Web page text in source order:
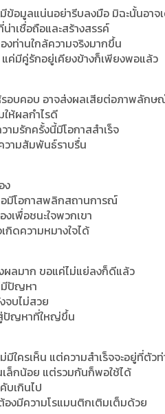
ข้อมูลแน่นอย่ารีบลงมือ มิฉะนั้นอา
าเชื่อถือและสร้างสรรค์
ท่านใกล้ความจริงมากขึ้น
ค่มีคู่รักอยู่เคียงข้างก็เพียงพอแล้ว
อบคอบ อาจส่งผลเสียต่อภาพลักษ
ห้ผลกำไรดี
ามรักครั้งนี้มีโอกาสสำเร็จ
ามสัมพันธ์ราบรื่น
ง
มีโอกาสพลิกสถานการณ์
เพื่อชนะใจพวกเขา
กิดความหมางใจได้
ผลมาก ขอแค่ไม่แย่ลงก็ดีแล้ว
มีปัญหา
จบไม่สวย
สู่ปัญหาที่ใหญ่ขึ้น
ใครเห็น แต่ความสำเร็จจะอยู่ที่ตัวท่
เล็กน้อย แต่รวมกันก็พอใช้ได้
บเกินไป
งมีความโรแมนติกเติมเต็มด้วย